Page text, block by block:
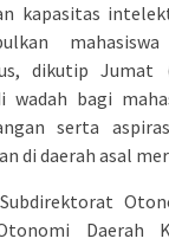
kapasitas
dikutip Jumat
wadah bagi
serta
di daerah asal
Daerah